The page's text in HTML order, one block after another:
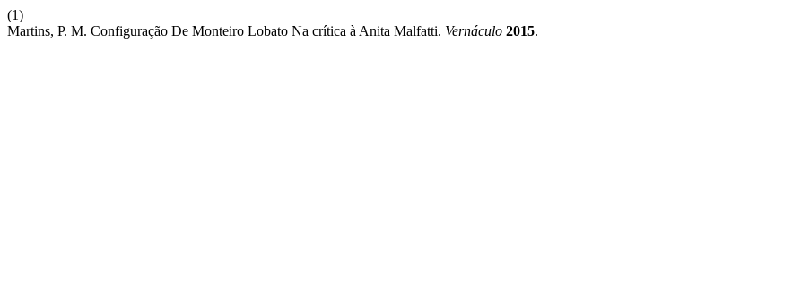
(1)
Martins, P. M. Configuração De Monteiro Lobato Na crítica à Anita Malfatti. Vernáculo 2015.